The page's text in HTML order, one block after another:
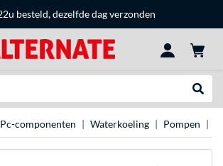
besteld, dezelfde dag verzonden
Pc-componenten Waterkoeling Pompen